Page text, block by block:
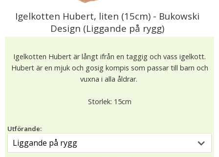
Igelkotten Hubert, liten (15cm) - Bukowski
Design (Liggande på rygg)
Igelkotten Hubert är långt ifrån en taggig och vass igelkott.
Hubert är en mjuk och gosig kompis som passar till barn och
vuxna i alla åldrar.
Storlek: 15cm
Utförande: